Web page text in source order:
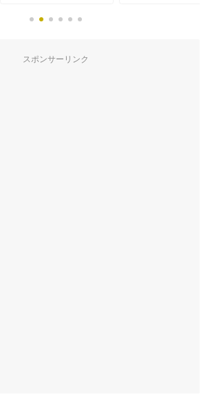
スポンサーリンク